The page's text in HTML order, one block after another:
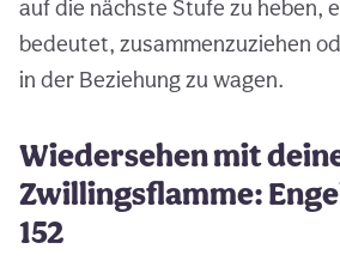
auf die nächste Stufe zu heben,
bedeutet, zusammenzuziehen
in der Beziehung zu wagen.
Wiedersehen mit
Zwillingsflamme:
152